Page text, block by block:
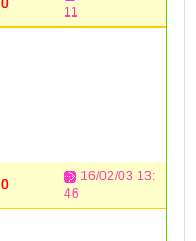
0
11
0
16/02/03 13:
46